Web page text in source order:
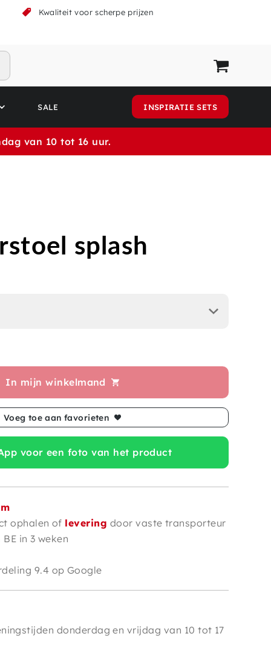
Kwaliteit voor scherpe prijzen
SALE INSPIRATIE SETS
van 10 tot 16 uur.
splash
In mijn winkelmand
Voeg toe aan favorieten
voor een foto van het product
ophalen of levering door vaste transporteur
in 3 weken
9.4 op Google
donderdag en vrijdag van 10 tot 17